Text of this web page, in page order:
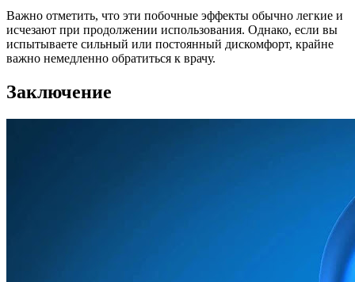
Важно отметить, что эти побочные эффекты обычно легкие и
исчезают при продолжении использования. Однако, если вы
испытываете сильный или постоянный дискомфорт, крайне
важно немедленно обратиться к врачу.
Заключение